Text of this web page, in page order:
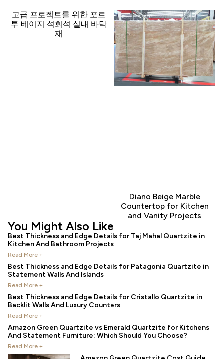
고급 프로젝트를 위한 포르
투 베이지 석회석 실내 바닥
재
Diano Beige Marble
Countertop for Kitchen
and Vanity Projects
You Might Also Like
Best Thickness and Edge Details for Taj Mahal Quartzite in
Kitchen And Bathroom Projects
Read More +
Best Thickness and Edge Details for Patagonia Quartzite in
Statement Walls And Islands
Read More +
Best Thickness and Edge Details for Cristallo Quartzite in
Backlit Walls And Luxury Counters
Read More +
Amazon Green Quartzite vs Emerald Quartzite for Kitchens
And Statement Furniture: Which Should You Choose?
Read More +